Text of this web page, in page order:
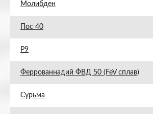
Молибден
Пос 40
Р9
Феррованнадий ФВД 50 (FeV сплав)
Сурьма